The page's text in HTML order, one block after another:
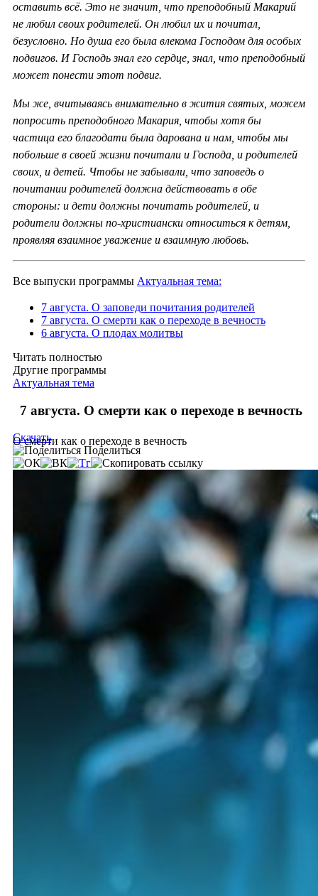
оставить всё. Это не значит, что преподобный Макарий
не любил своих родителей. Он любил их и почитал,
безусловно. Но душа его была влекома Господом для особых
подвигов. И Господь знал его сердце, знал, что преподобный
может понести этот подвиг.
Мы же, вчитываясь внимательно в жития святых, можем
попросить преподобного Макария, чтобы хотя бы
частица его благодати была дарована и нам, чтобы мы
побольше в своей жизни почитали и Господа, и родителей
своих, и детей. Чтобы не забывали, что заповедь о
почитании родителей должна действовать в обе
стороны: и дети должны почитать родителей, и
родители должны по-христиански относиться к детям,
проявляя взаимное уважение и взаимную любовь.
Все выпуски программы Актуальная тема:
7 августа. О заповеди почитания родителей
7 августа. О смерти как о переходе в вечность
6 августа. О плодах молитвы
Читать полностью
Другие программы
Актуальная тема
7 августа. О смерти как о переходе в вечность
О смерти как о переходе в вечность
Скачать
Поделиться